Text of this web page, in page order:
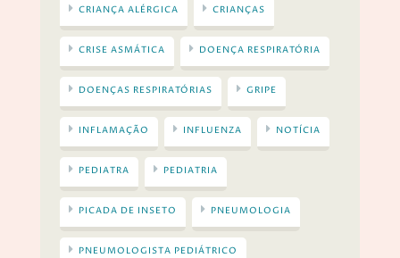
CRIANÇA ALÉRGICA CRIANÇAS
CRISE ASMÁTICA DOENÇA RESPIRATÓRIA
DOENÇAS RESPIRATÓRIAS GRIPE
INFLAMAÇÃO INFLUENZA NOTÍCIA
PEDIATRA PEDIATRIA
PICADA DE INSETO PNEUMOLOGIA
PNEUMOLOGISTA PEDIÁTRICO